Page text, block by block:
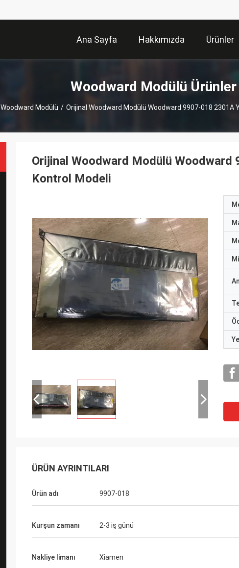
Ana Sayfa Hakkımızda Ürünler
Woodward Modülü Ürünler
Woodward Modülü / Orijinal Woodward Modülü Woodward 9907-018 2301A
Orijinal Woodward Modülü Woodward
Kontrol Modeli
ÜRÜN AYRINTILARI
Ürün adı 9907-018
Kurşun zamanı 2-3 iş günü
Nakliye limanı Xiamen